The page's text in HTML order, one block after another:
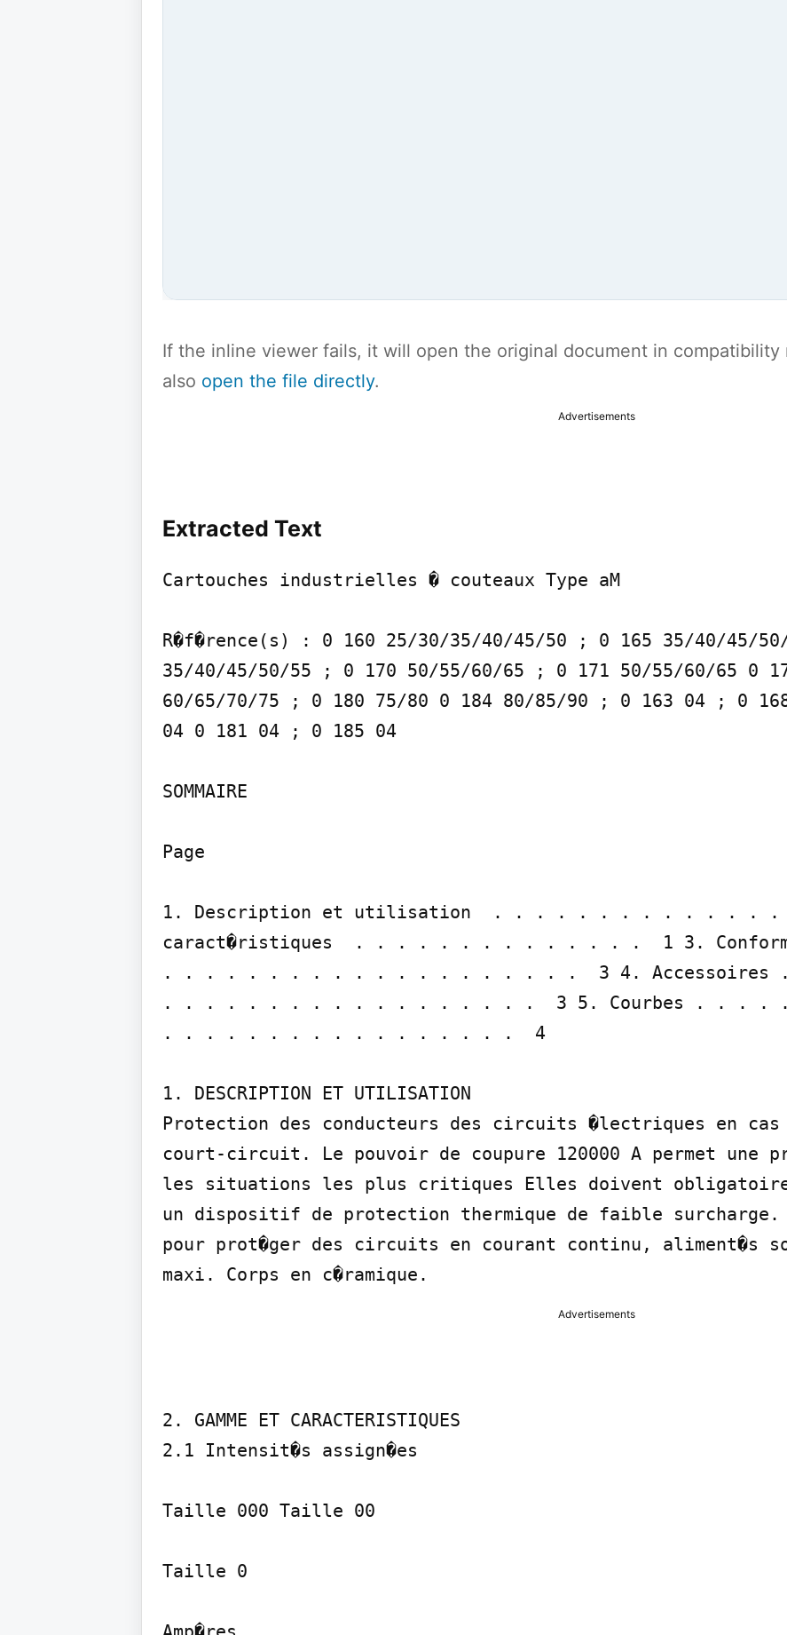
If the inline viewer fails, it will open the original document in compatibility
also open the file directly.
Advertisements
Extracted Text
Cartouches industrielles � couteaux Type aM
R�f�rence(s) : 0 160 25/30/35/40/45/50 ; 0 165 35/40/45/
35/40/45/50/55 ; 0 170 50/55/60/65 ; 0 171 50/55/60/65 0
60/65/70/75 ; 0 180 75/80 0 184 80/85/90 ; 0 163 04 ; 0
04 0 181 04 ; 0 185 04
SOMMAIRE
Page
1. Description et utilisation  . . . . . . . . . . . . . . . .
caract�ristiques  . . . . . . . . . . . . . .  1 3.
. . . . . . . . . . . . . . . . . . . .  3 4.
. . . . . . . . . . . . . . . . . .  3 5. Courbes . . .
. . . . . . . . . . . . . . . . .  4
1. DESCRIPTION ET UTILISATION
Protection des conducteurs des circuits �lectriques en cas
court-circuit. Le pouvoir de coupure 120000 A permet une
les situations les plus critiques Elles doivent
un dispositif de protection thermique de faible
pour prot�ger des circuits en courant continu, aliment�s
maxi. Corps en c�ramique.
Advertisements
2. GAMME ET CARACTERISTIQUES
2.1 Intensit�s assign�es
Taille 000 Taille 00
Taille 0